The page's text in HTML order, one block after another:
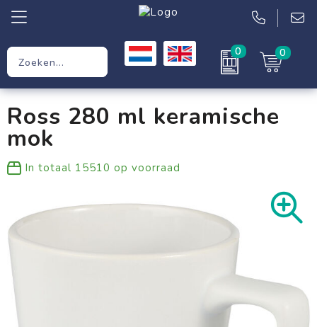
0 0
Werkkleding
Kleding
Ross 280 ml keramische
mok
In totaal 15510 op voorraad